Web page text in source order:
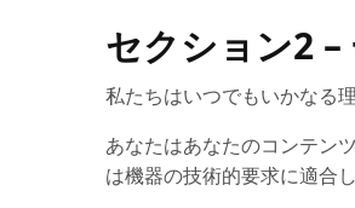
セクション2 –
私たちはいつでもいかなる
あなたはあなたのコンテン
は機器の技術的要求に適合